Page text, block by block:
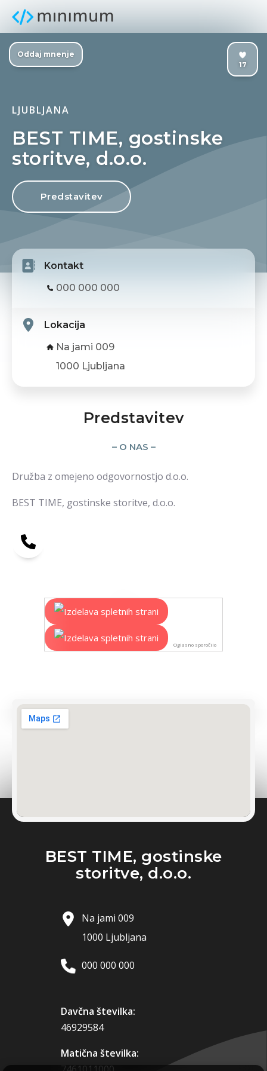
17
Oddaj mnenje
LJUBLJANA
BEST TIME, gostinske
storitve, d.o.o.
Predstavitev
Kontakt
000 000 000
Lokacija
Na jami 009
1000 Ljubljana
Predstavitev
– O NAS –
Družba z omejeno odgovornostjo d.o.o.
BEST TIME, gostinske storitve, d.o.o.
Oglasno sporočilo
BEST TIME, gostinske
storitve, d.o.o.
Na jami 009
1000 Ljubljana
000 000 000
Davčna številka:
46929584
Matična številka: